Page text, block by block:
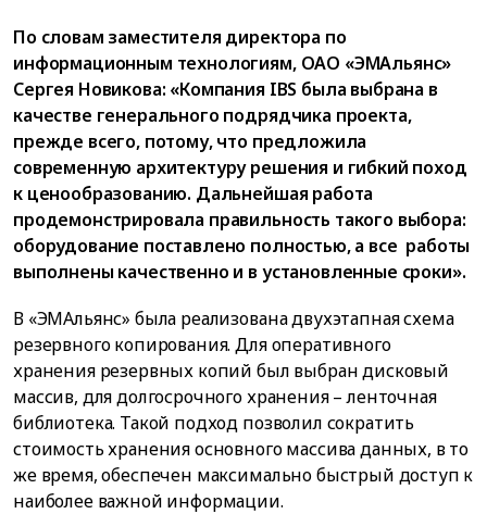
По словам заместителя директора по
информационным технологиям, ОАО «ЭМАльянс»
Сергея Новикова: «Компания IBS была выбрана в
качестве генерального подрядчика проекта,
прежде всего, потому, что предложила
современную архитектуру решения и гибкий поход
к ценообразованию. Дальнейшая работа
продемонстрировала правильность такого выбора:
оборудование поставлено полностью, а все работы
выполнены качественно и в установленные сроки».
В «ЭМАльянс» была реализована двухэтапная схема
резервного копирования. Для оперативного
хранения резервных копий был выбран дисковый
массив, для долгосрочного хранения – ленточная
библиотека. Такой подход позволил сократить
стоимость хранения основного массива данных, в то
же время, обеспечен максимально быстрый доступ к
наиболее важной информации.